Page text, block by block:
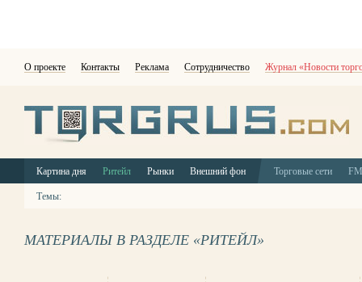
О проекте Контакты Реклама Сотрудничество Журнал «Новости
Картина дня Ритейл Рынки Внешний фон Торговые сети
Темы:
МАТЕРИАЛЫ В РАЗДЕЛЕ «РИТЕЙЛ»